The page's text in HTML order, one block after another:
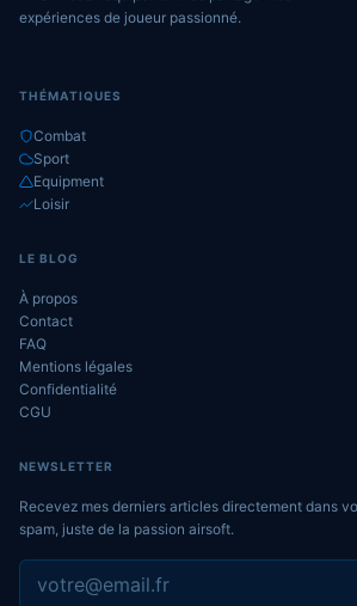
expériences de joueur passionné.
THÉMATIQUES
Combat
Sport
Equipment
Loisir
LE BLOG
À propos
Contact
FAQ
Mentions légales
Confidentialité
CGU
NEWSLETTER
Recevez mes derniers articles directement dans
spam, juste de la passion airsoft.